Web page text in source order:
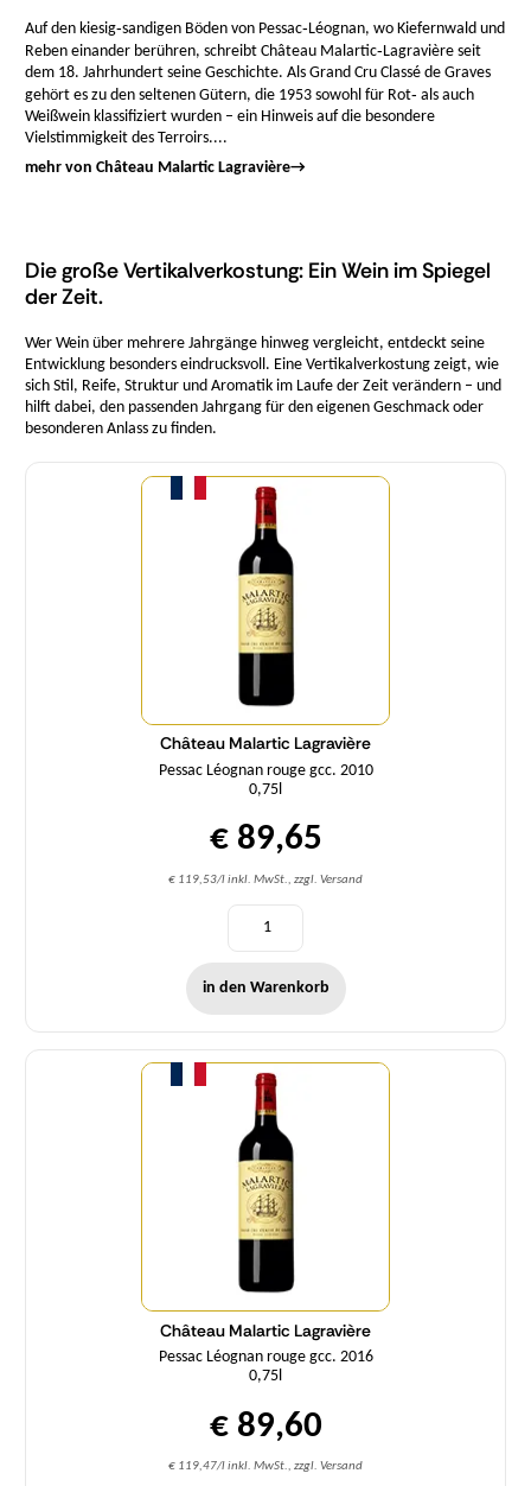
Auf den kiesig‑sandigen Böden von Pessac‑Léognan, wo Kiefernwald und
Reben einander berühren, schreibt Château Malartic‑Lagravière seit
dem 18. Jahrhundert seine Geschichte. Als Grand Cru Classé de Graves
gehört es zu den seltenen Gütern, die 1953 sowohl für Rot‑ als auch
Weißwein klassifiziert wurden – ein Hinweis auf die besondere
Vielstimmigkeit des Terroirs....
mehr von Château Malartic Lagravière→
Die große Vertikalverkostung: Ein Wein im Spiegel
der Zeit.
Wer Wein über mehrere Jahrgänge hinweg vergleicht, entdeckt seine
Entwicklung besonders eindrucksvoll. Eine Vertikalverkostung zeigt, wie
sich Stil, Reife, Struktur und Aromatik im Laufe der Zeit verändern – und
hilft dabei, den passenden Jahrgang für den eigenen Geschmack oder
besonderen Anlass zu finden.
Château Malartic Lagravière
Pessac Léognan rouge gcc. 2010
0,75l
€ 89,65
€ 119,53/l inkl. MwSt., zzgl. Versand
Menge
in den Warenkorb
Château Malartic Lagravière
Pessac Léognan rouge gcc. 2016
0,75l
€ 89,60
€ 119,47/l inkl. MwSt., zzgl. Versand
Menge